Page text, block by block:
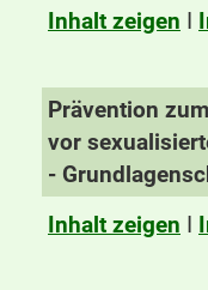
Inhalt zeigen I
Prävention
vor
-
Inhalt zeigen I